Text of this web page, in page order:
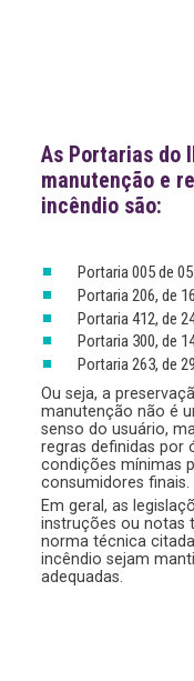
As Portarias do
manutenção e
incêndio são:
Portaria 005 de
Portaria 206, de
Portaria 412, de
Portaria 300, de
Portaria 263, de
Ou seja, a
manutenção não é
senso do usuário,
regras definidas por
condições mínimas
consumidores finais.
Em geral, as
instruções ou notas
norma técnica
incêndio sejam
adequadas.